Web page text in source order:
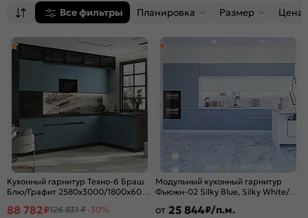
Все фильтры Планировка Размер Цена,
Кухонный гарнитур Техно-6 Браш
Блю/Графит 2580x3000/1800x600
88 782₽126 831 ₽ -30%
Модульный кухонный гарнитур
Фьюжн-02 Silky Blue, Silky White/
от 25 844₽/п.м.